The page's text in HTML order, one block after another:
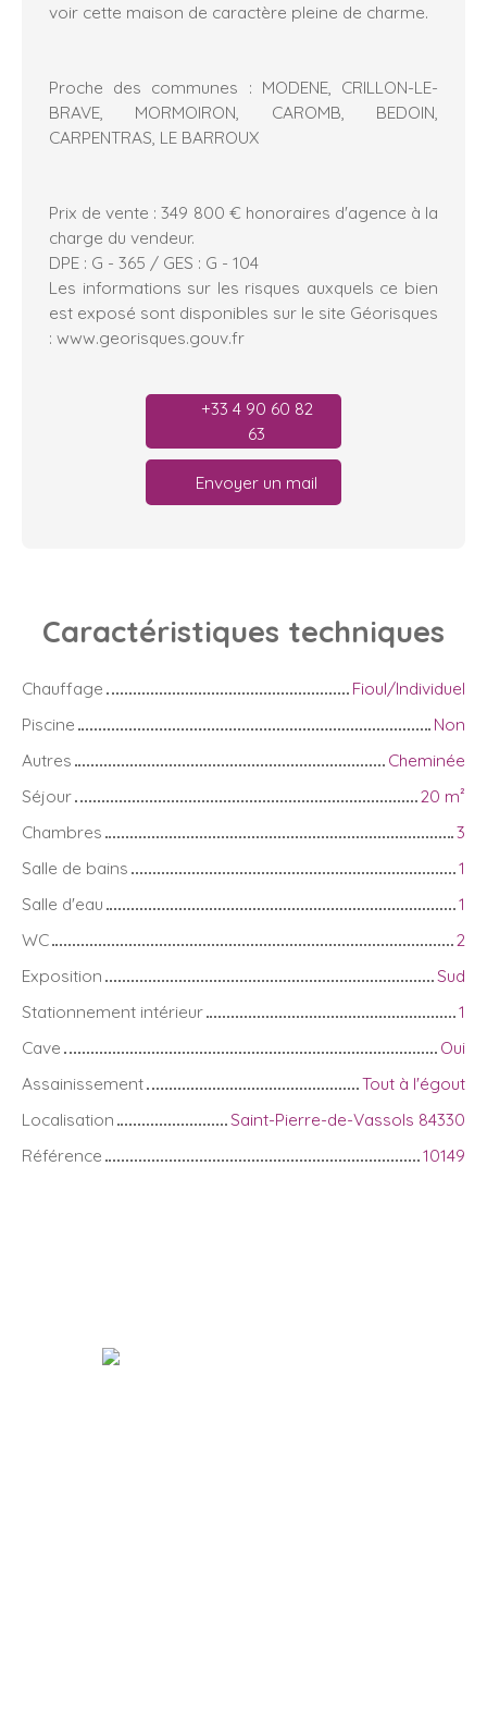
voir cette maison de caractère pleine de charme.
Proche des communes : MODENE, CRILLON-LE-
BRAVE, MORMOIRON, CAROMB, BEDOIN,
CARPENTRAS, LE BARROUX
Prix de vente : 349 800 € honoraires d'agence à la
charge du vendeur.
DPE : G - 365 / GES : G - 104
Les informations sur les risques auxquels ce bien
est exposé sont disponibles sur le site Géorisques
: www.georisques.gouv.fr
+33 4 90 60 82
63
Envoyer un mail
Caractéristiques techniques
Chauffage
Fioul/Individuel
Piscine
Non
Autres
Cheminée
Séjour
20 m²
Chambres
3
Salle de bains
1
Salle d'eau
1
WC
2
Exposition
Sud
Stationnement intérieur
1
Cave
Oui
Assainissement
Tout à l'égout
Localisation
Saint-Pierre-de-Vassols 84330
Référence
10149